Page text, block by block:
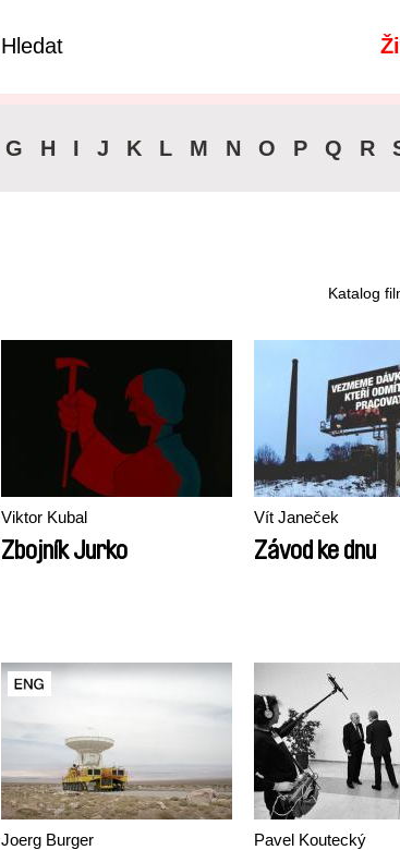
G H I J K L M N O P Q R
Katalog
Viktor Kubal
Zbojník Jurko
Vít Janeček
Závod ke dnu
Joerg Burger Pavel Koutecký